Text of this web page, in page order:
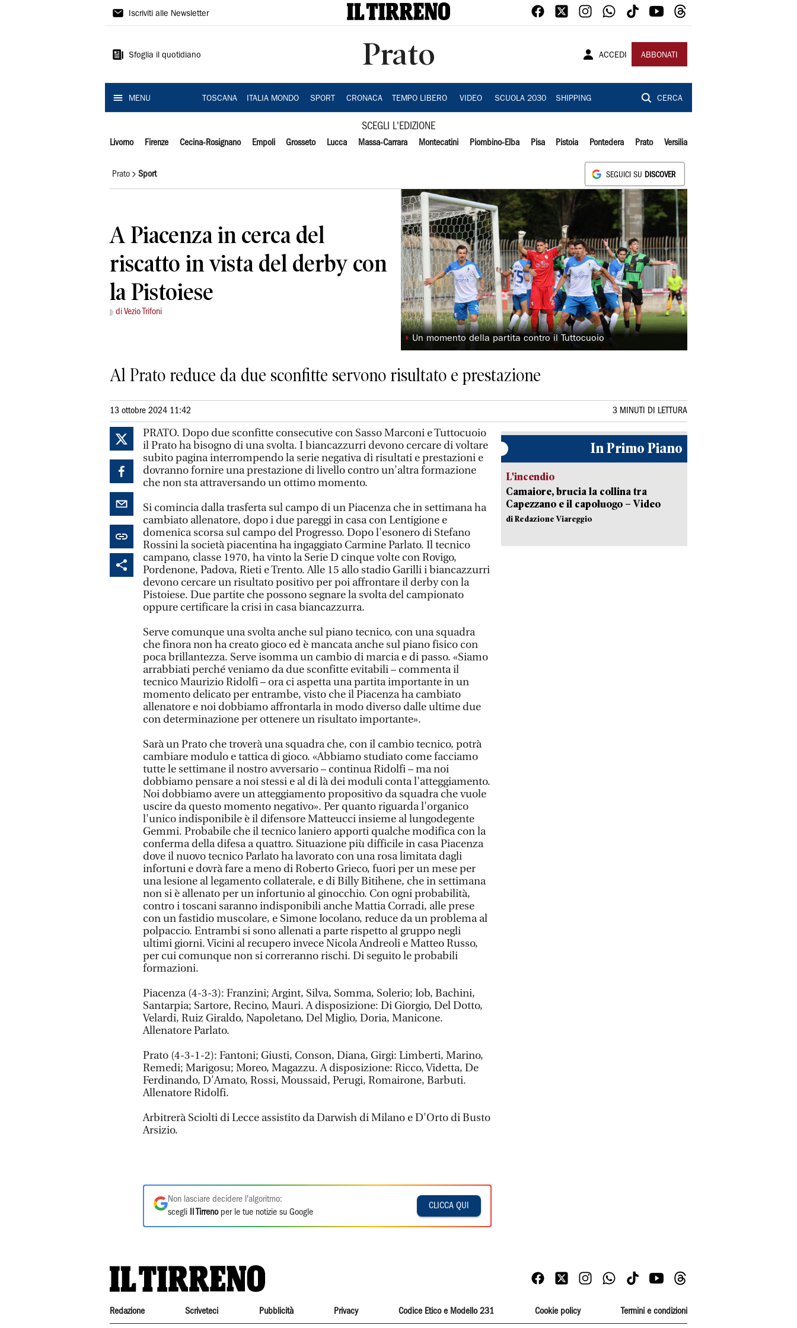
Il
Iscriviti alle Newsletter
Sfoglia il quotidiano Prato ACCEDI ABBONATI
MENU TOSCANA ITALIA MONDO SPORT CRONACA TEMPO LIBERO VIDEO SCUOLA 2030 SHIPPING CERCA
SCEGLI L'EDIZIONE
Livorno Firenze Cecina-Rosignano Empoli Grosseto Lucca Massa-Carrara Montecatini Piombino-Elba Pisa Pistoia Pontedera Prato Versilia
Prato Sport SEGUICI SU DISCOVER
A Piacenza in cerca del
riscatto in vista del derby con
la Pistoiese
di Vezio Trifoni
◗ Un momento della partita contro il Tuttocuoio
Al Prato reduce da due sconfitte servono risultato e prestazione
13 ottobre 2024 11:42 3 MINUTI DI LETTURA
PRATO. Dopo due sconfitte consecutive con Sasso Marconi e Tuttocuoio
il Prato ha bisogno di una svolta. I biancazzurri devono cercare di voltare
subito pagina interrompendo la serie negativa di risultati e prestazioni e
dovranno fornire una prestazione di livello contro un'altra formazione
che non sta attraversando un ottimo momento.
Si comincia dalla trasferta sul campo di un Piacenza che in settimana ha
cambiato allenatore, dopo i due pareggi in casa con Lentigione e
domenica scorsa sul campo del Progresso. Dopo l'esonero di Stefano
Rossini la società piacentina ha ingaggiato Carmine Parlato. Il tecnico
campano, classe 1970, ha vinto la Serie D cinque volte con Rovigo,
Pordenone, Padova, Rieti e Trento. Alle 15 allo stadio Garilli i biancazzurri
devono cercare un risultato positivo per poi affrontare il derby con la
Pistoiese. Due partite che possono segnare la svolta del campionato
oppure certificare la crisi in casa biancazzurra.
Serve comunque una svolta anche sul piano tecnico, con una squadra
che finora non ha creato gioco ed è mancata anche sul piano fisico con
poca brillantezza. Serve isomma un cambio di marcia e di passo. «Siamo
arrabbiati perché veniamo da due sconfitte evitabili – commenta il
tecnico Maurizio Ridolfi – ora ci aspetta una partita importante in un
momento delicato per entrambe, visto che il Piacenza ha cambiato
allenatore e noi dobbiamo affrontarla in modo diverso dalle ultime due
con determinazione per ottenere un risultato importante».
Sarà un Prato che troverà una squadra che, con il cambio tecnico, potrà
cambiare modulo e tattica di gioco. «Abbiamo studiato come facciamo
tutte le settimane il nostro avversario – continua Ridolfi – ma noi
dobbiamo pensare a noi stessi e al di là dei moduli conta l'atteggiamento.
Noi dobbiamo avere un atteggiamento propositivo da squadra che vuole
uscire da questo momento negativo». Per quanto riguarda l'organico
l'unico indisponibile è il difensore Matteucci insieme al lungodegente
Gemmi. Probabile che il tecnico laniero apporti qualche modifica con la
conferma della difesa a quattro. Situazione più difficile in casa Piacenza
dove il nuovo tecnico Parlato ha lavorato con una rosa limitata dagli
infortuni e dovrà fare a meno di Roberto Grieco, fuori per un mese per
una lesione al legamento collaterale, e di Billy Bitihene, che in settimana
non si è allenato per un infortunio al ginocchio. Con ogni probabilità,
contro i toscani saranno indisponibili anche Mattia Corradi, alle prese
con un fastidio muscolare, e Simone Iocolano, reduce da un problema al
polpaccio. Entrambi si sono allenati a parte rispetto al gruppo negli
ultimi giorni. Vicini al recupero invece Nicola Andreoli e Matteo Russo,
per cui comunque non si correranno rischi. Di seguito le probabili
formazioni.
Piacenza (4-3-3): Franzini; Argint, Silva, Somma, Solerio; Iob, Bachini,
Santarpia; Sartore, Recino, Mauri. A disposizione: Di Giorgio, Del Dotto,
Velardi, Ruiz Giraldo, Napoletano, Del Miglio, Doria, Manicone.
Allenatore Parlato.
Prato (4-3-1-2): Fantoni; Giusti, Conson, Diana, Girgi: Limberti, Marino,
Remedi; Marigosu; Moreo, Magazzu. A disposizione: Ricco, Videtta, De
Ferdinando, D'Amato, Rossi, Moussaid, Perugi, Romairone, Barbuti.
Allenatore Ridolfi.
Arbitrerà Sciolti di Lecce assistito da Darwish di Milano e D'Orto di Busto
Arsizio.
Non lasciare decidere l'algoritmo:
scegli
Il Tirrenoper le tue notizie su Google
CLICCA QUI
In Primo Piano
L'incendio
Camaiore, brucia la collina tra
Capezzano e il capoluogo – Video
di Redazione Viareggio
Redazione Scriveteci Pubblicità Privacy Codice Etico e Modello 231 Cookie policy Termini e condizioni